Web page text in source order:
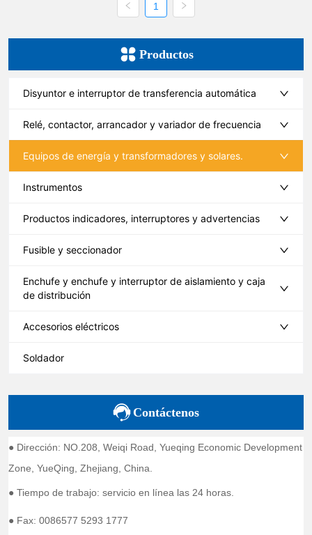
1
Productos
Disyuntor e interruptor de transferencia automática
Relé, contactor, arrancador y variador de frecuencia
Equipos de energía y transformadores y solares.
Instrumentos
Productos indicadores, interruptores y advertencias
Fusible y seccionador
Enchufe y enchufe y interruptor de aislamiento y caja
de distribución
Accesorios eléctricos
Soldador
Contáctenos
● Dirección: NO.208, Weiqi Road, Yueqing Economic Development
Zone, YueQing, Zhejiang, China.
● Tiempo de trabajo: servicio en línea las 24 horas.
● Fax: 0086577 5293 1777